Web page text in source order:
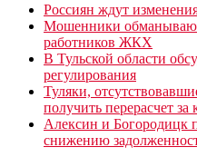
Россиян ждут
Мошенники
работников ЖКХ
В Тульской области
регулирования
Туляки,
получить перерасчет
Алексин и Богородицк
снижению